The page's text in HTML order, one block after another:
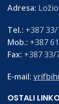
Adresa:
Tel.: +387
Mob.: +387
Fax: +387 33/
E-mail:
OSTALI